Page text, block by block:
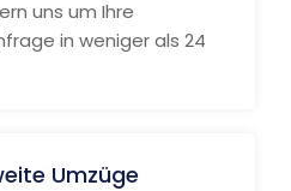
uns um Ihre
in weniger als 24
Umzüge